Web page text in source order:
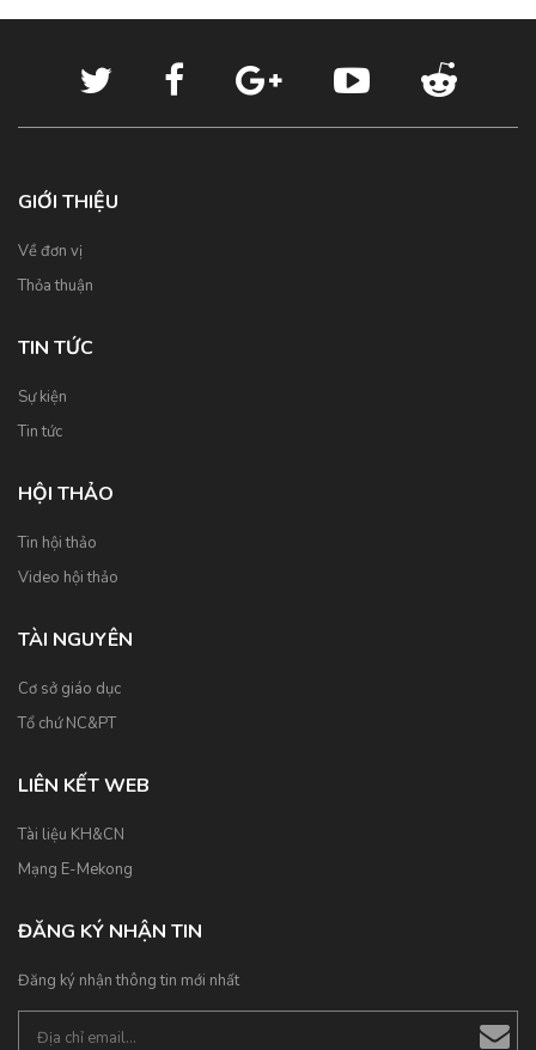
GIỚI THIỆU
Về đơn vị
Thỏa thuận
TIN TỨC
Sự kiện
Tin tức
HỘI THẢO
Tin hội thảo
Video hội thảo
TÀI NGUYÊN
Cơ sở giáo dục
Tổ chứ NC&PT
LIÊN KẾT WEB
Tài liệu KH&CN
Mạng E-Mekong
ĐĂNG KÝ NHẬN TIN
Đăng ký nhận thông tin mới nhất